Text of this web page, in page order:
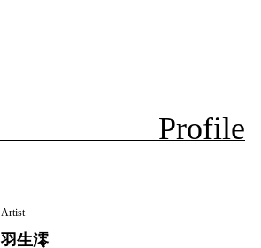
Profile
Artist
羽生澪